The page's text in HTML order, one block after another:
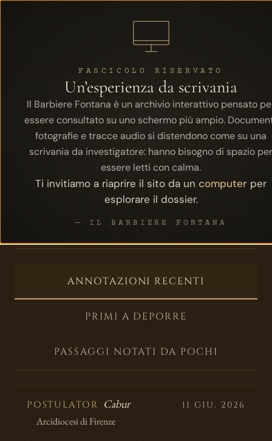
FASCICOLO RISERVATO
Un’esperienza da scrivania
Il Barbiere Fontana è un archivio interattivo pensato
essere consultato su uno schermo più ampio.
fotografie e tracce audio si distendono come su una
scrivania da investigatore: hanno bisogno di spazio per
essere letti con calma.
Ti invitiamo a riaprire il sito da un computer per
esplorare il dossier.
— IL BARBIERE FONTANA
REGISTRI DELLA
CAUSA
Annotazioni recenti, primi a deporre, passaggi notati da pochi.
ANNOTAZIONI RECENTI
PRIMI A DEPORRE
PASSAGGI NOTATI DA POCHI
POSTULATOR Cabur
Arcidiocesi di Firenze
11 GIU. 2026